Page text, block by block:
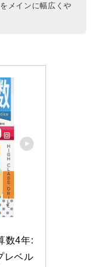
メインに幅広くや
数4年:
レベル